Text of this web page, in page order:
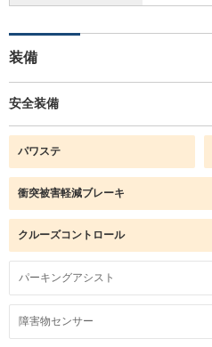
装備
安全装備
パワステ
衝突被害軽減ブレーキ
クルーズコントロール
パーキングアシスト
障害物センサー